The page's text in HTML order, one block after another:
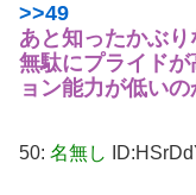
>>49
あと知ったかぶ
無駄にプライド
ョン能力が低い
50: 名無し